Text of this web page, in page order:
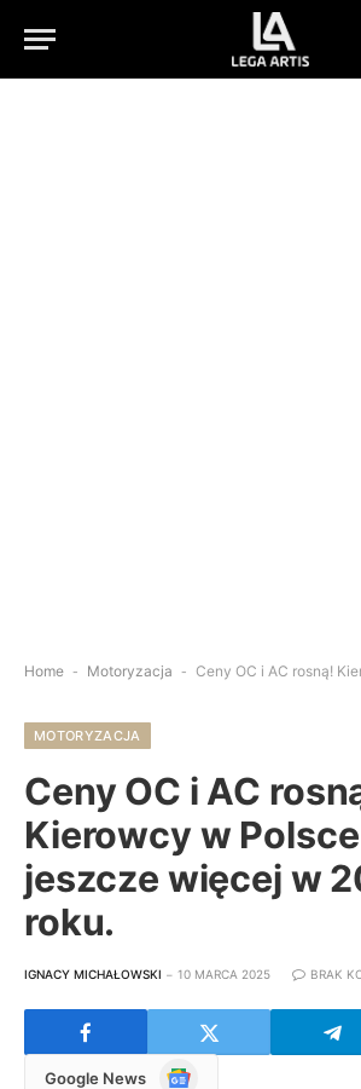
Home - Motoryzacja - Ceny OC i AC rosną! Kierowcy w Polsce
MOTORYZACJA
Ceny OC i AC
Kierowcy w Polsce
jeszcze więcej w
roku.
IGNACY MICHAŁOWSKI 10 MARCA 2025 BRAK
Google News
Google